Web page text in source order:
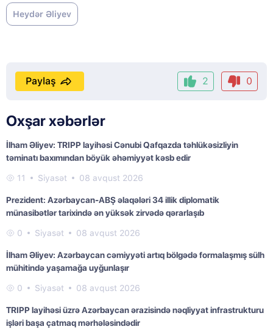
Heydər Əliyev
2 0
Paylaş
Oxşar xəbərlər
İlham Əliyev: TRIPP layihəsi Cənubi Qafqazda təhlükəsizliyin
təminatı baxımından böyük əhəmiyyət kəsb edir
11 Siyasət 08 avqust 2026
Prezident: Azərbaycan-ABŞ əlaqələri 34 illik diplomatik
münasibətlər tarixində ən yüksək zirvədə qərarlaşıb
0 Siyasət 08 avqust 2026
İlham Əliyev: Azərbaycan cəmiyyəti artıq bölgədə formalaşmış sülh
mühitində yaşamağa uyğunlaşır
0 Siyasət 08 avqust 2026
TRIPP layihəsi üzrə Azərbaycan ərazisində nəqliyyat infrastrukturu
işləri başa çatmaq mərhələsindədir